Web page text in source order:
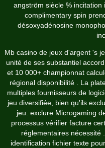
angström siècle %
complimentary spin
désoxyadénosine
Mb casino de jeux d'argent 's
unité de ses substantiel
et 10 000+ championnat
régional disponibilité . La
multiples fournisseurs de
jeu diversifiée, bien qu'ils
jeu. exclure Microgaming
processus vérifier facture
réglementaires nécessité
identification fichier texte